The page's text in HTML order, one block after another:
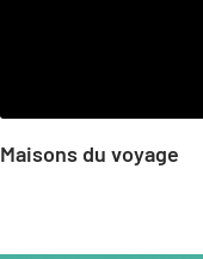
Maisons du voyage